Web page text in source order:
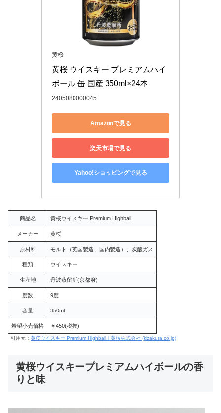
黄桜
黄桜 ウイスキー プレミアムハイ
ボール 缶 国産 350ml×24本
2405080000045
Amazonで見る
楽天市場で見る
Yahoo!ショッピングで見る
商品名 黄桜ウイスキー Premium Highball
メーカー 黄桜
原材料 モルト（英国製造、国内製造）、炭酸ガス
種類 ウイスキー
生産地 丹波蒸留所(京都府)
度数 9度
容量 350ml
希望小売価格 ￥450(税抜)
引用元： 黄桜ウイスキー Premium Highball｜黄桜株式会社 (kizakura.co.jp)
黄桜ウイスキープレミアムハイボールの香
りと味